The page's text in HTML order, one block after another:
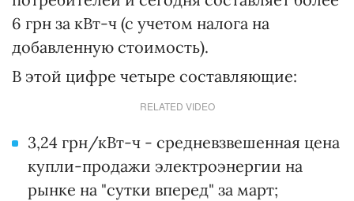
6 грн за кВт-ч (с учетом налога на
добавленную стоимость).
В этой цифре четыре составляющие:
RELATED VIDEO
3,24 грн/кВт-ч - средневзвешенная цена
купли-продажи электроэнергии на
рынке на "сутки вперед" за март;